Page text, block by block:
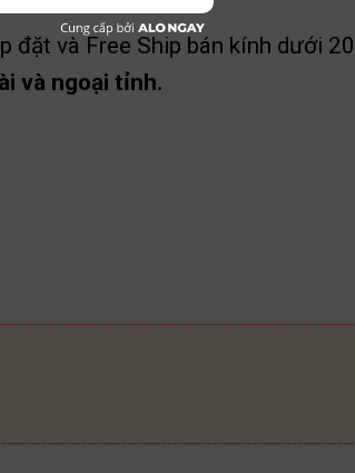
đặt và Free Ship bán kính dưới
và ngoại tỉnh.